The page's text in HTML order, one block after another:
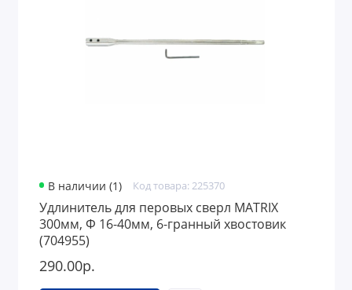
Грузоподъемное оборудование
В наличии (1) Код товара: 225370
Удлинитель для перовых сверл MATRIX
300мм, Ф 16-40мм, 6-гранный хвостовик
(704955)
290.00р.